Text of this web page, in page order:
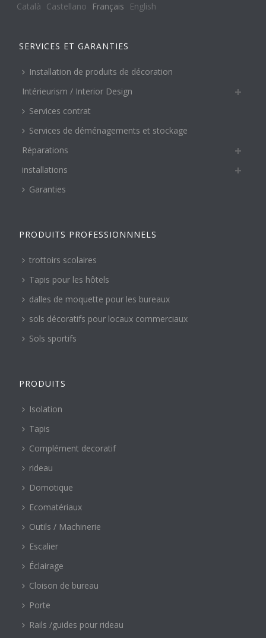
Català Castellano Français English
SERVICES ET GARANTIES
Installation de produits de décoration
Intérieurism / Interior Design
Services contrat
Services de déménagements et stockage
Réparations
installations
Garanties
PRODUITS PROFESSIONNNELS
trottoirs scolaires
Tapis pour les hôtels
dalles de moquette pour les bureaux
sols décoratifs pour locaux commerciaux
Sols sportifs
PRODUITS
Isolation
Tapis
Complément decoratif
rideau
Domotique
Ecomatériaux
Outils / Machinerie
Escalier
Éclairage
Cloison de bureau
Porte
Rails /guides pour rideau